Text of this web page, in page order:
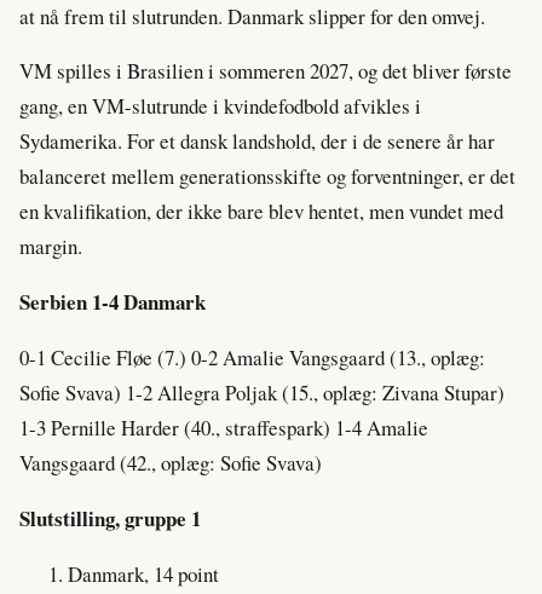
at nå frem til slutrunden. Danmark slipper for den omvej.
VM spilles i Brasilien i sommeren 2027, og det bliver første
gang, en VM-slutrunde i kvindefodbold afvikles i
Sydamerika. For et dansk landshold, der i de senere år har
balanceret mellem generationsskifte og forventninger, er det
en kvalifikation, der ikke bare blev hentet, men vundet med
margin.
Serbien 1-4 Danmark
0-1 Cecilie Fløe (7.) 0-2 Amalie Vangsgaard (13., oplæg:
Sofie Svava) 1-2 Allegra Poljak (15., oplæg: Zivana Stupar)
1-3 Pernille Harder (40., straffespark) 1-4 Amalie
Vangsgaard (42., oplæg: Sofie Svava)
Slutstilling, gruppe 1
Danmark, 14 point